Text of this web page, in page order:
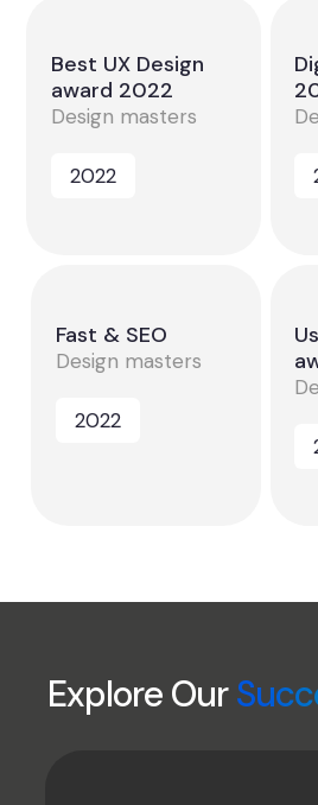
Best UX Design
award 2022
Design masters
2022
Fast & SEO
Design masters
2022
Explore Our